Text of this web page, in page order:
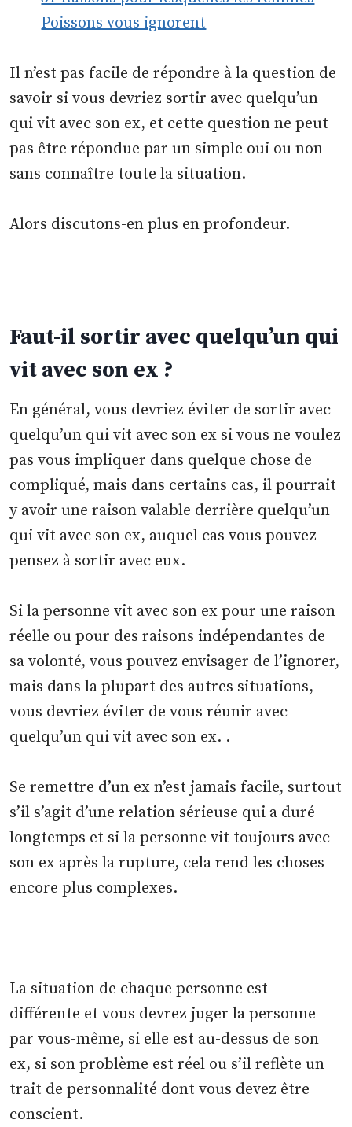
Poissons vous ignorent
Il n’est pas facile de répondre à la question de
savoir si vous devriez sortir avec quelqu’un
qui vit avec son ex, et cette question ne peut
pas être répondue par un simple oui ou non
sans connaître toute la situation.
Alors discutons-en plus en profondeur.
Faut-il sortir avec quelqu’un qui
vit avec son ex ?
En général, vous devriez éviter de sortir avec
quelqu’un qui vit avec son ex si vous ne voulez
pas vous impliquer dans quelque chose de
compliqué, mais dans certains cas, il pourrait
y avoir une raison valable derrière quelqu’un
qui vit avec son ex, auquel cas vous pouvez
pensez à sortir avec eux.
Si la personne vit avec son ex pour une raison
réelle ou pour des raisons indépendantes de
sa volonté, vous pouvez envisager de l’ignorer,
mais dans la plupart des autres situations,
vous devriez éviter de vous réunir avec
quelqu’un qui vit avec son ex. .
Se remettre d’un ex n’est jamais facile, surtout
s’il s’agit d’une relation sérieuse qui a duré
longtemps et si la personne vit toujours avec
son ex après la rupture, cela rend les choses
encore plus complexes.
La situation de chaque personne est
différente et vous devrez juger la personne
par vous-même, si elle est au-dessus de son
ex, si son problème est réel ou s’il reflète un
trait de personnalité dont vous devez être
conscient.